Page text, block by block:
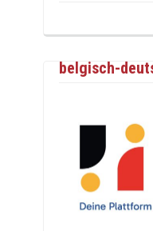
belgisch-